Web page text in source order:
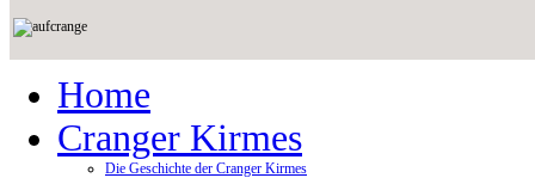
Home
Cranger Kirmes
Die Geschichte der Cranger Kirmes